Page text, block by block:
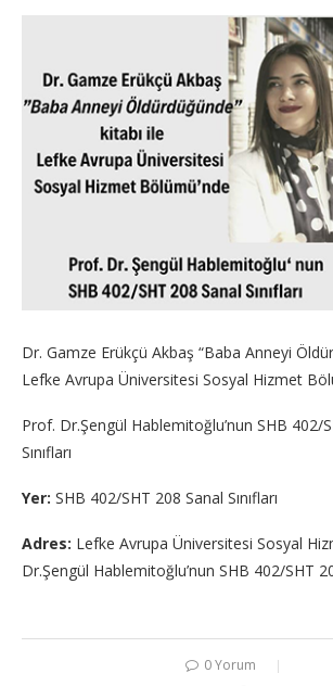
Dr. Gamze Erükçü Akbaş “Baba Anneyi
Lefke Avrupa Üniversitesi Sosyal Hizmet
Prof. Dr.Şengül Hablemitoğlu’nun SHB 402/
Sınıfları
Yer: SHB 402/SHT 208 Sanal Sınıfları
Adres: Lefke Avrupa Üniversitesi Sosyal
Dr.Şengül Hablemitoğlu’nun SHB 402/SHT
0 Yorum